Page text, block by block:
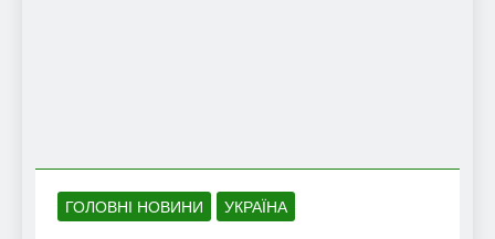
ГОЛОВНІ НОВИНИ УКРАЇНА